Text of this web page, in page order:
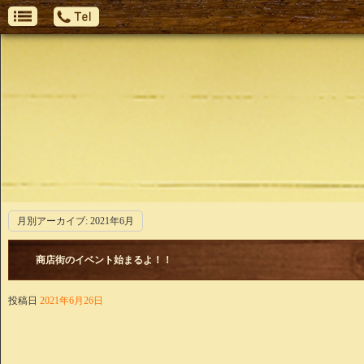
月別アーカイブ: 2021年6月
商店街のイベント始まるよ！！
投稿日 2021年6月26日